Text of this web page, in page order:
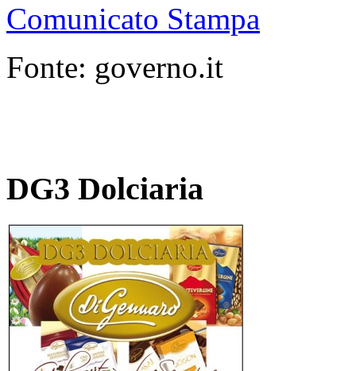
Comunicato Stampa
Fonte: governo.it
DG3 Dolciaria